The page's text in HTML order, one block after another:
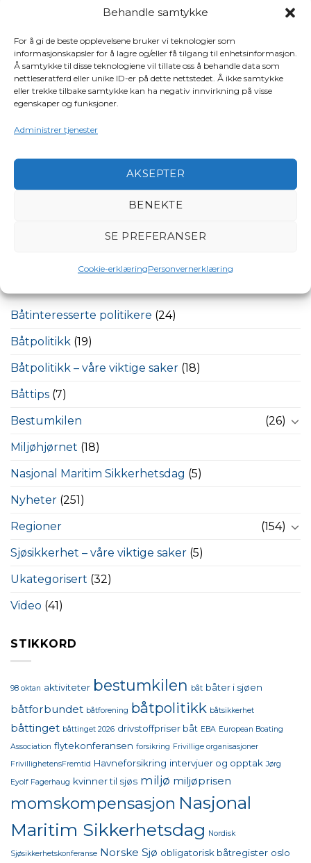
Behandle samtykke
For å gi de beste opplevelsene bruker vi teknologier som
informasjonskapsler for å lagre og/eller få tilgang til enhetsinformasjon.
Å samtykke til disse teknologiene vil tillate oss å behandle data som
nettleseratferd eller unike ID-er på dette nettstedet. Å ikke samtykke
eller trekke tilbake samtykke kan ha negativ innvirkning på visse
egenskaper og funksjoner.
Administrer tjenester
AKSEPTER
BENEKTE
SE PREFERANSER
Cookie-erklæringPersonvernerklæring
SØK
Siste innlegg
Tidligere president Torleif Jørgensen gått bort
Planlegg båtturen godt – unngå den vanligste
båtskaden
Derfor bør du ha disse i båten
KATEGORIER
Båtinteresserte politikere (24)
Båtpolitikk (19)
Båtpolitikk – våre viktige saker (18)
Båttips (7)
Bestumkilen
(26)
Miljøhjørnet (18)
Nasjonal Maritim Sikkerhetsdag (5)
Nyheter (251)
Regioner
(154)
Sjøsikkerhet – våre viktige saker (5)
Ukategorisert (32)
Video (41)
STIKKORD
98 oktan aktiviteter bestumkilen båt båter i sjøen
båtforbundet båtforening båtpolitikk båtsikkerhet
båttinget båttinget 2026 drivstoffpriser båt EBA European Boating
Association flytekonferansen forsikring Frivillige organisasjoner
FrivillighetensFremtid Havneforsikring intervjuer og opptak Jørg
Eyolf Fagerhaug kvinner til sjøs miljø miljøprisen
momskompensasjon Nasjonal
Maritim Sikkerhetsdag Nordisk
Sjøsikkerhetskonferanse Norske Sjø obligatorisk båtregister oslo